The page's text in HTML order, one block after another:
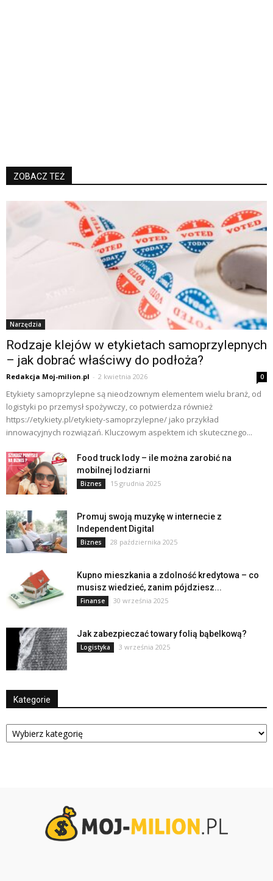
ZOBACZ TEŻ
Narzędzia
Rodzaje klejów w etykietach samoprzylepnych
– jak dobrać właściwy do podłoża?
Redakcja Moj-milion.pl - 2 kwietnia 2026 0
Etykiety samoprzylepne są nieodzownym elementem wielu branż, od
logistyki po przemysł spożywczy, co potwierdza również
https://etykiety.pl/etykiety-samoprzylepne/ jako przykład
innowacyjnych rozwiązań. Kluczowym aspektem ich skutecznego...
Food truck lody – ile można zarobić na
mobilnej lodziarni
Biznes 15 grudnia 2025
Promuj swoją muzykę w internecie z
Independent Digital
Biznes 28 października 2025
Kupno mieszkania a zdolność kredytowa – co
musisz wiedzieć, zanim pójdziesz...
Finanse 30 września 2025
Jak zabezpieczać towary folią bąbelkową?
Logistyka 3 września 2025
Kategorie
Kategorie